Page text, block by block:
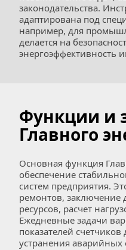
законодательства.
адаптирована под
например, для
делается на
энергоэффективность
Функции и
Главного
Основная функция
обеспечение
систем предприятия.
ремонтов, заключение
ресурсов, расчет
Ежедневные задачи
показателей
устранения аварийных